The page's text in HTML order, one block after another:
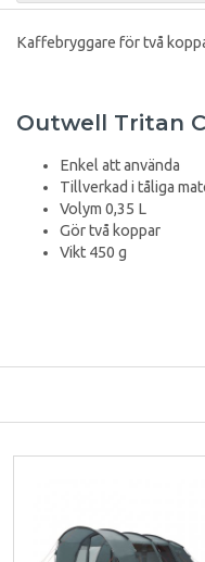
Kaffebryggare för två
Outwell Tritan
Enkel att använda
Tillverkad i tåliga
Volym 0,35 L
Gör två koppar
Vikt 450 g